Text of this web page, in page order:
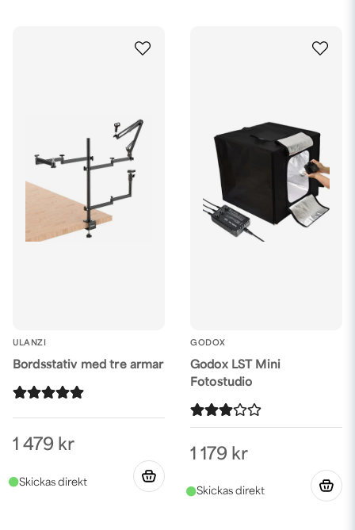
ULANZI
Bordsstativ med tre armar
1 479 kr
GODOX
Godox LST Mini
Fotostudio
1 179 kr